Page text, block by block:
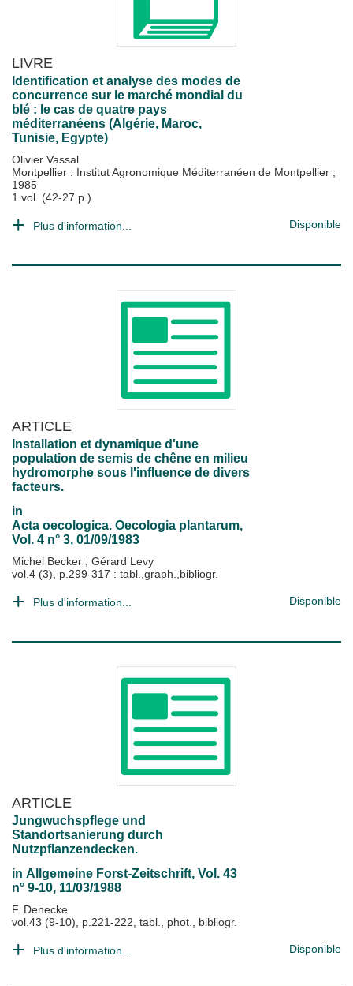
LIVRE
Identification et analyse des modes de
concurrence sur le marché mondial du
blé : le cas de quatre pays
méditerranéens (Algérie, Maroc,
Tunisie, Egypte)
Olivier Vassal
Montpellier : Institut Agronomique Méditerranéen de Montpellier ;
1985
1 vol. (42-27 p.)
Plus d'information... Disponible
ARTICLE
Installation et dynamique d'une
population de semis de chêne en milieu
hydromorphe sous l'influence de divers
facteurs.
in
Acta oecologica. Oecologia plantarum,
Vol. 4 n° 3, 01/09/1983
Michel Becker ; Gérard Levy
vol.4 (3), p.299-317 : tabl.,graph.,bibliogr.
Plus d'information... Disponible
ARTICLE
Jungwuchspflege und
Standortsanierung durch
Nutzpflanzendecken.
in Allgemeine Forst-Zeitschrift, Vol. 43
n° 9-10, 11/03/1988
F. Denecke
vol.43 (9-10), p.221-222, tabl., phot., bibliogr.
Plus d'information... Disponible